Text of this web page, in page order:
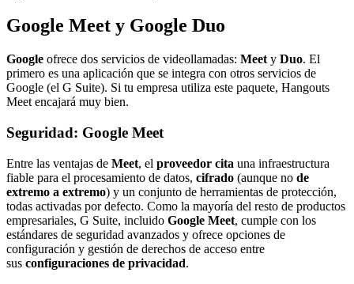
Google Meet y Google Duo
Google ofrece dos servicios de videollamadas: Meet y Duo. El
primero es una aplicación que se integra con otros servicios de
Google (el G Suite). Si tu empresa utiliza este paquete, Hangouts
Meet encajará muy bien.
Seguridad: Google Meet
Entre las ventajas de Meet, el proveedor cita una infraestructura
fiable para el procesamiento de datos, cifrado (aunque no de
extremo a extremo) y un conjunto de herramientas de protección,
todas activadas por defecto. Como la mayoría del resto de productos
empresariales, G Suite, incluido Google Meet, cumple con los
estándares de seguridad avanzados y ofrece opciones de
configuración y gestión de derechos de acceso entre
sus configuraciones de privacidad.